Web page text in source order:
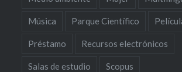
Música Parque Científico
Préstamo Recursos electrónicos
Salas de estudio Scopus